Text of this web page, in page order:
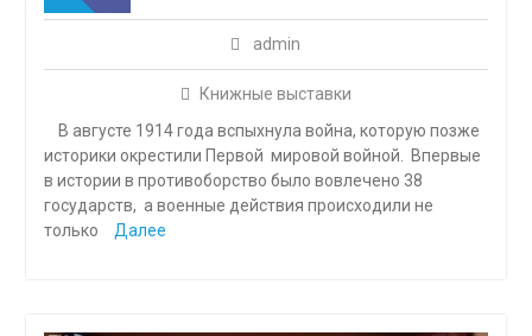
admin
Книжные выставки
В августе 1914 года вспыхнула война, которую позже
историки окрестили Первой мировой войной. Впервые
в истории в противоборство было вовлечено 38
государств, а военные действия происходили не
только
Далее